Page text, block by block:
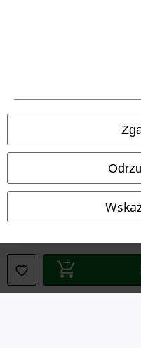
Polityka prywatności
Unieszkodliwianie odpadów i
Informacje dotyczące
Ustawienia Plików Cookie
Skorzystaj z prawa do
Wszystkie ceny zawierają